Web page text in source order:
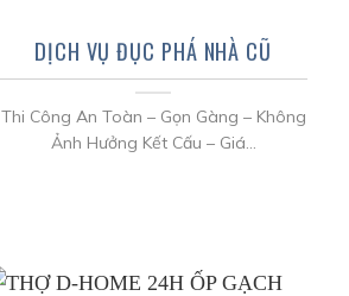
DỊCH VỤ ĐỤC PHÁ NHÀ CŨ
Thi Công An Toàn – Gọn Gàng – Không
Ảnh Hưởng Kết Cấu – Giá...